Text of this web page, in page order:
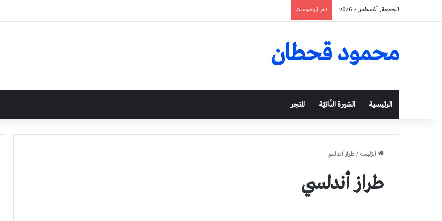
الجمعة, أغسطس 7 2026 آخر الموضوعات
محمود قحطان
الرئيسية السّيرة الذّاتيّة المتجر
الرّئيسة / طراز أندلسي
طراز أندلسي